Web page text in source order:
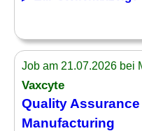
Job am 21.07.2026 bei
Vaxcyte
Quality
Manufacturing